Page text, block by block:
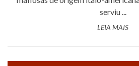
serviu ...
LEIA MAIS